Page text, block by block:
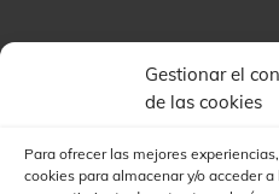
Gestionar el
de las cookies
Para ofrecer las mejores
cookies para almacenar y/o acceder
Buscar